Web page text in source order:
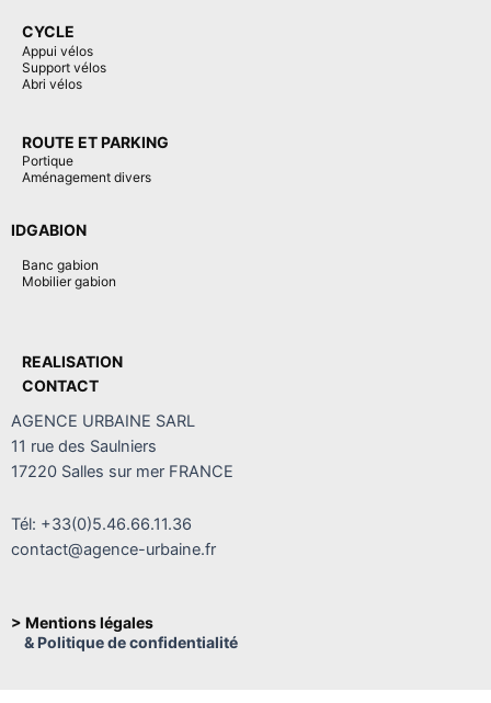
CYCLE
Appui vélos
Support vélos
Abri vélos
ROUTE ET PARKING
Portique
Aménagement divers
IDGABION
Banc gabion
Mobilier gabion
REALISATION
CONTACT
AGENCE URBAINE SARL
11 rue des Saulniers
17220 Salles sur mer FRANCE
Tél: +33(0)5.46.66.11.36
contact@agence-urbaine.fr
> Mentions légales
& Politique de confidentialité